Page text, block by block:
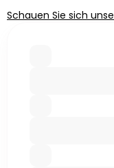
Schauen Sie sich